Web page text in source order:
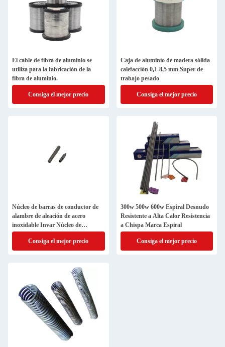
El cable de fibra de aluminio se
utiliza para la fabricación de la
fibra de aluminio.
Consiga el mejor precio
Caja de aluminio de madera sólida
calefacción 0,1-8,5 mm Super de
trabajo pesado
Consiga el mejor precio
Núcleo de barras de conductor de
alambre de aleación de acero
inoxidable Invar Núcleo de
conductor del elemento de
calefacciónConsiga el mejor precio
300w 500w 600w Espiral Desnudo
Resistente a Alta Calor Resistencia
a Chispa Marca Espiral
Consiga el mejor precio